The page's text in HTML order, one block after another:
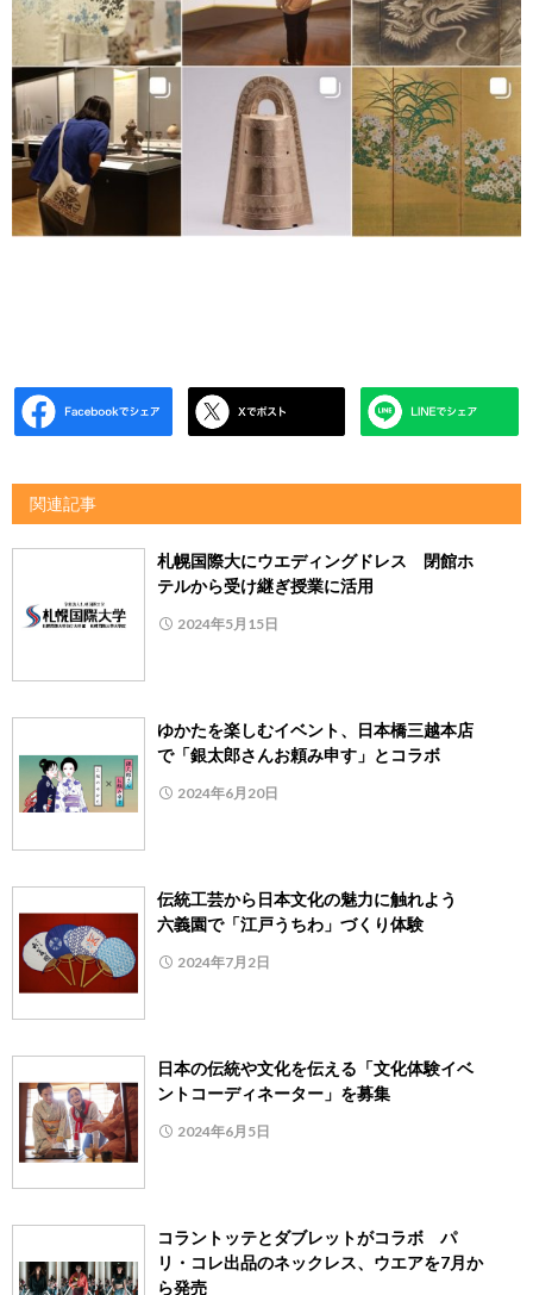
関連記事
札幌国際大にウエディングドレス 閉館ホ
テルから受け継ぎ授業に活用
2024年5月15日
ゆかたを楽しむイベント、日本橋三越本店
で「銀太郎さんお頼み申す」とコラボ
2024年6月20日
伝統工芸から日本文化の魅力に触れよう
六義園で「江戸うちわ」づくり体験
2024年7月2日
日本の伝統や文化を伝える「文化体験イベ
ントコーディネーター」を募集
2024年6月5日
コラントッテとダブレットがコラボ パ
リ・コレ出品のネックレス、ウエアを7月か
ら発売